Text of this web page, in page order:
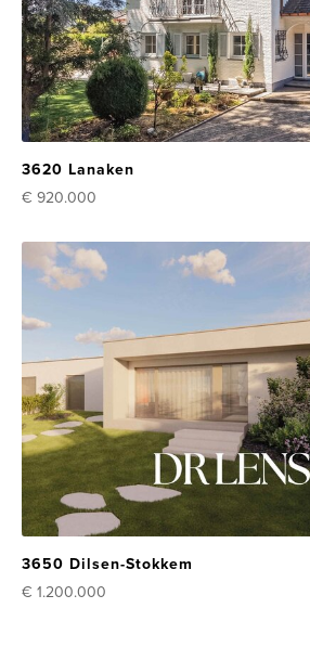
3620 Lanaken
€ 920.000
3650 Dilsen-Stokkem
€ 1.200.000